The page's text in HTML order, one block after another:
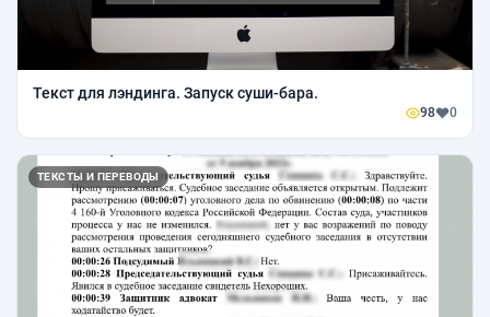
Текст для лэндинга. Запуск суши-бара.
98 0
ТЕКСТЫ И ПЕРЕВОДЫ